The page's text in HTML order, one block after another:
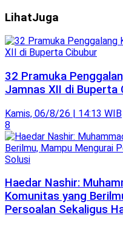
LihatJuga
32 Pramuka
Jamnas XII di Buperta
Kamis, 06/8/26 | 14:13 WIB
8
Haedar Nashir:
Komunitas yang
Persoalan Sekaligus